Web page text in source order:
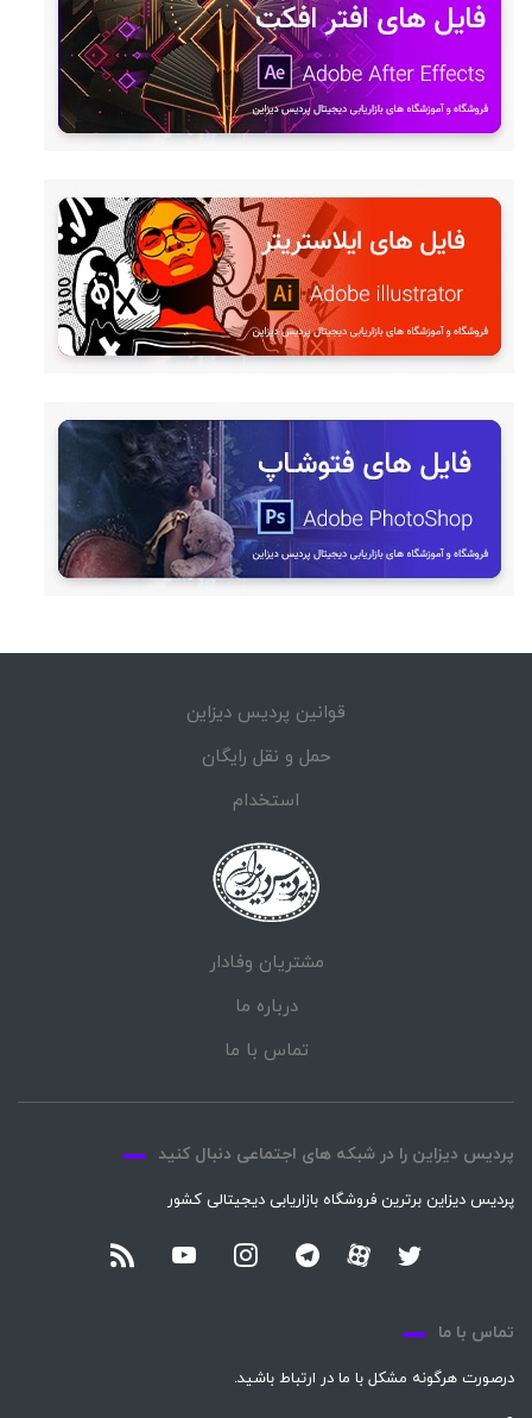
قوانین پردیس دیزاین
حمل و نقل رایگان
استخدام
مشتریان وفادار
درباره ما
تماس با ما
پردیس دیزاین را در شبکه های اجتماعی دنبال کنید
پردیس دیزاین برترین فروشگاه بازاریابی دیجیتالی کشور
تماس با ما
درصورت هرگونه مشکل با ما در ارتباط باشید.